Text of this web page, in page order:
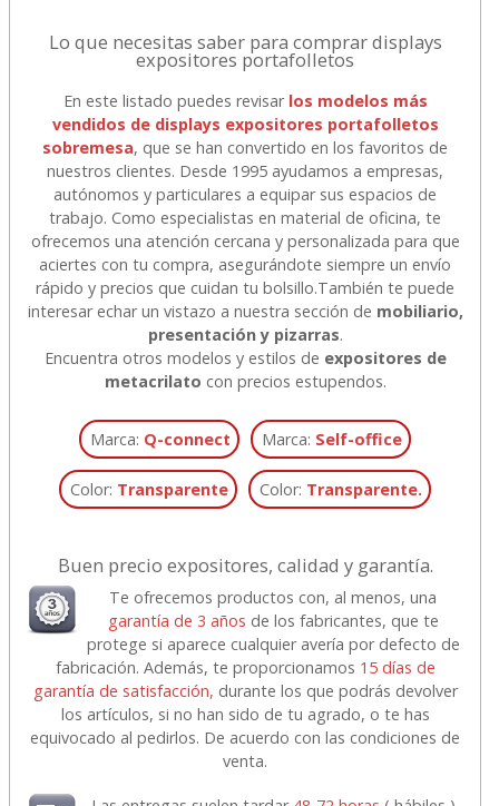
Lo que necesitas saber para comprar displays
expositores portafolletos
En este listado puedes revisar los modelos más
vendidos de displays expositores portafolletos
sobremesa, que se han convertido en los favoritos de
nuestros clientes. Desde 1995 ayudamos a empresas,
autónomos y particulares a equipar sus espacios de
trabajo. Como especialistas en material de oficina, te
ofrecemos una atención cercana y personalizada para que
aciertes con tu compra, asegurándote siempre un envío
rápido y precios que cuidan tu bolsillo.También te puede
interesar echar un vistazo a nuestra sección de mobiliario,
presentación y pizarras.
Encuentra otros modelos y estilos de expositores de
metacrilato con precios estupendos.
Marca: Q-connect Marca: Self-office
Color: Transparente Color: Transparente.
Buen precio expositores, calidad y garantía.
Te ofrecemos productos con, al menos, una
garantía de 3 años de los fabricantes, que te
protege si aparece cualquier avería por defecto de
fabricación. Además, te proporcionamos 15 días de
garantía de satisfacción, durante los que podrás devolver
los artículos, si no han sido de tu agrado, o te has
equivocado al pedirlos. De acuerdo con las condiciones de
venta.